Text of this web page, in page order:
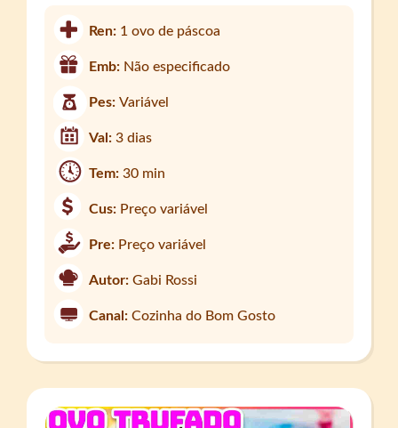
Ren: 1 ovo de páscoa
Emb: Não especificado
Pes:Variável
Val:3 dias
Tem:30 min
Cus: Preço variável
Pre: Preço variável
Autor: Gabi Rossi
Canal: Cozinha do Bom Gosto